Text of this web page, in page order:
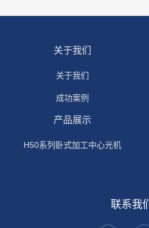
关于我们
关于我们
成功案例
产品展示
H50系列卧式加工中心光机
联系我们